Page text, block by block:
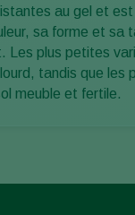
au gel et
sa forme et sa
Les plus petites
tandis que les
meuble et fertile.